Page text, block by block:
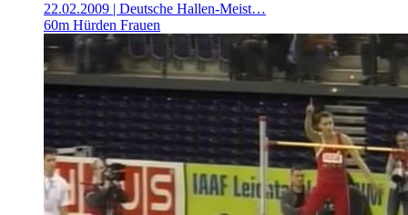
22.02.2009 | Deutsche Hallen-Meist…
60m Hürden Frauen